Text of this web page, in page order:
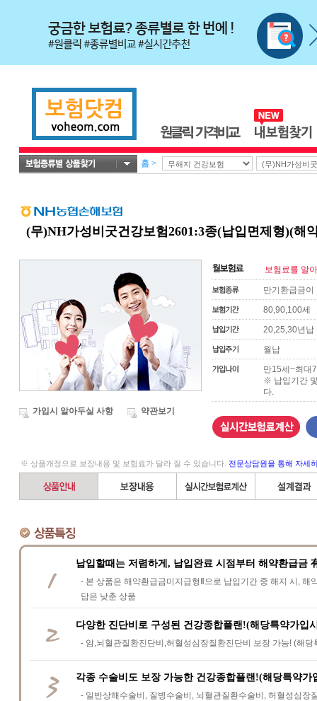
홈 >
(무)NH가성비굿건강보험2601:3종(납입면제형)(해
가입시 알아두실 사항 약관보기
보험료를 알
만기환급금이
80,90,100세
20,25,30년납
월납
만15세~최대
※ 납입기간
다.
※ 상품개정으로 보장내용 및 보험료가 달라 질 수 있습니다. 전문상담원을 통해 자세
납입할때는 저렴하게, 납입완료 시점부터 해약환급금
- 본 상품은 해약환급금미지급형Ⅱ으로 납입기간 중 해지 시, 해
담은 낮춘 상품
다양한 진단비로 구성된 건강종합플랜!(해당특약가입
- 암,뇌혈관질환진단비,허혈성심장질환진단비 보장 가능! (해당
각종 수술비도 보장 가능한 건강종합플랜!(해당특약가
- 일반상해수술비, 질병수술비, 뇌혈관질환수술비, 허혈성심장